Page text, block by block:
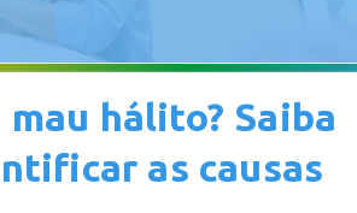
mau hálito? Saiba
as causas